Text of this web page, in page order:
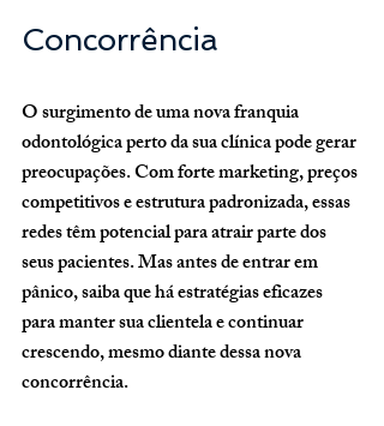
Concorrência
O surgimento de uma nova franquia
odontológica perto da sua clínica pode gerar
preocupações. Com forte marketing, preços
competitivos e estrutura padronizada, essas
redes têm potencial para atrair parte dos
seus pacientes. Mas antes de entrar em
pânico, saiba que há estratégias eficazes
para manter sua clientela e continuar
crescendo, mesmo diante dessa nova
concorrência.